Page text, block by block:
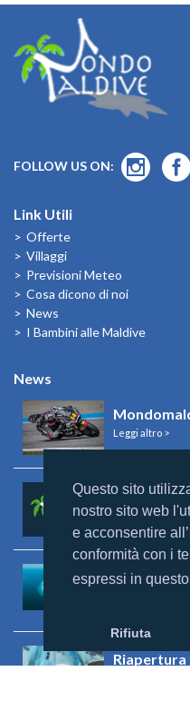
Questo sito
nostro sito web
e acconsentire
conformità con i
espressi in
Rifiuta
FOLLOW US ON:
Link Utili
Offerte
Villaggi
Previsioni Meteo
Cosa dicono di noi
News
I Bambini alle Maldive
News
Leggi altro >
Leggi altro >
Riapertura
Riapertura